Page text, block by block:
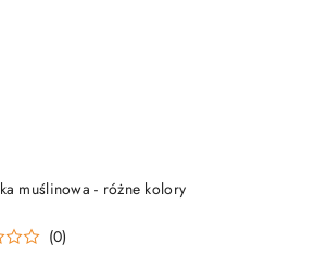
muślinowa - różne kolory
(0)
DO KOSZYKA